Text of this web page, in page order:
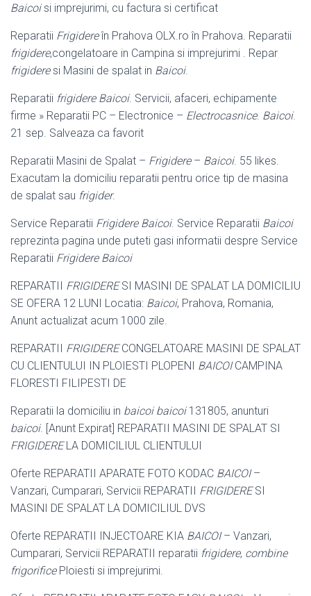
Baicoisi imprejurimi, cu factura si certificat
Reparatii Frigidereîn Prahova OLX.ro în Prahova. Reparatii
frigidere,congelatoare in Campina si imprejurimi . Repar
frigideresi Masini de spalat in Baicoi.
Reparatii frigidere Baicoi. Servicii, afaceri, echipamente
firme » Reparatii PC – Electronice – Electrocasnice. Baicoi.
21 sep. Salveaza ca favorit
Reparatii Masini de Spalat – Frigidere– Baicoi. 55 likes.
Exacutam la domiciliu reparatii pentru orice tip de masina
de spalat sau frigider.
Service Reparatii Frigidere Baicoi. Service Reparatii Baicoi
reprezinta pagina unde puteti gasi informatii despre Service
Reparatii Frigidere Baicoi
REPARATII FRIGIDERESI MASINI DE SPALAT LA DOMICILIU
SE OFERA 12 LUNI Locatia: Baicoi, Prahova, Romania,
Anunt actualizat acum 1000 zile.
REPARATII FRIGIDERECONGELATOARE MASINI DE SPALAT
CU CLIENTULUI IN PLOIESTI PLOPENI BAICOICAMPINA
FLORESTI FILIPESTI DE
Reparatii la domiciliu in baicoi baicoi131805, anunturi
baicoi. [Anunt Expirat] REPARATII MASINI DE SPALAT SI
FRIGIDERELA DOMICILIUL CLIENTULUI
Oferte REPARATII APARATE FOTO KODAC BAICOI–
Vanzari, Cumparari, Servicii REPARATII FRIGIDERESI
MASINI DE SPALAT LA DOMICILIUL DVS
Oferte REPARATII INJECTOARE KIA BAICOI– Vanzari,
Cumparari, Servicii REPARATII reparatii frigidere, combine
frigorificePloiesti si imprejurimi.